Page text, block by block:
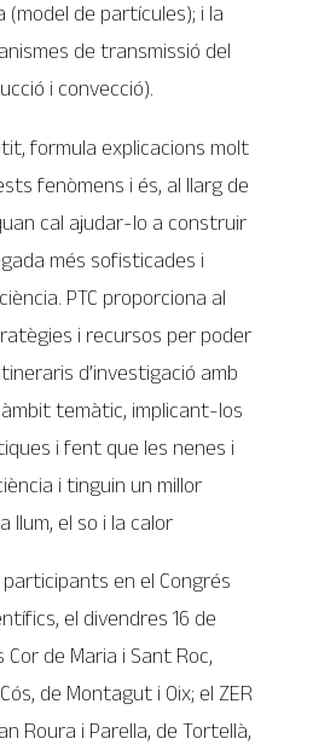
de partícules); i la
de transmissió del
i convecció).
formula explicacions molt
fenòmens i és, al llarg de
cal ajudar-lo a construir
més sofisticades i
PTC proporciona al
i recursos per poder
d’investigació amb
temàtic, implicant-los
i fent que les nenes i
i tinguin un millor
llum, el so i la calor
en el Congrés
el divendres 16 de
Cor de Maria i Sant Roc,
de Montagut i Oix; el ZER
Roura i Parella, de Tortellà,